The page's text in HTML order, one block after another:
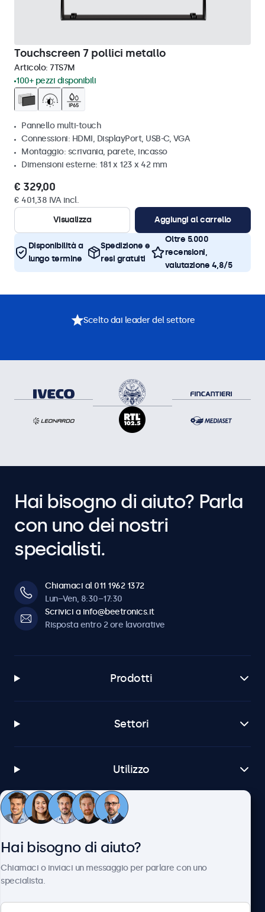
Touchscreen 7 pollici metallo
Articolo: 7TS7M
100+ pezzi disponibili
Pannello multi-touch
Connessioni: HDMI, DisplayPort, USB-C, VGA
Montaggio: scrivania, parete, incasso
Dimensioni esterne: 181 x 123 x 42 mm
€ 329,00
€ 401,38 IVA incl.
Visualizza
Aggiungi al carrello
Disponibilità a
lungo termine
Spedizione e
resi gratuiti
Oltre 5.000
recensioni,
valutazione 4,8/5
Scelto dai leader del settore
Hai bisogno di aiuto? Parla
con uno dei nostri
specialisti.
Chiamaci al 011 1962 1372
Lun–Ven, 8:30–17:30
Scrivici a info@beetronics.it
Risposta entro 2 ore lavorative
Prodotti
Settori
Utilizzo
Servizio Clienti
Hai bisogno di aiuto?
Chiamaci o inviaci un messaggio per parlare con uno
specialista.